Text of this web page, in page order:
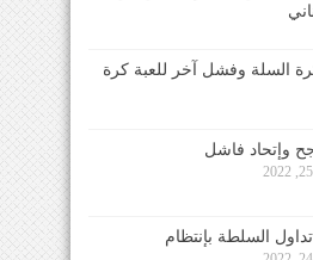
كرة السلة وفشل آخر للعبة كرة
وإتحاد فاشل
السلطة بإنتظام